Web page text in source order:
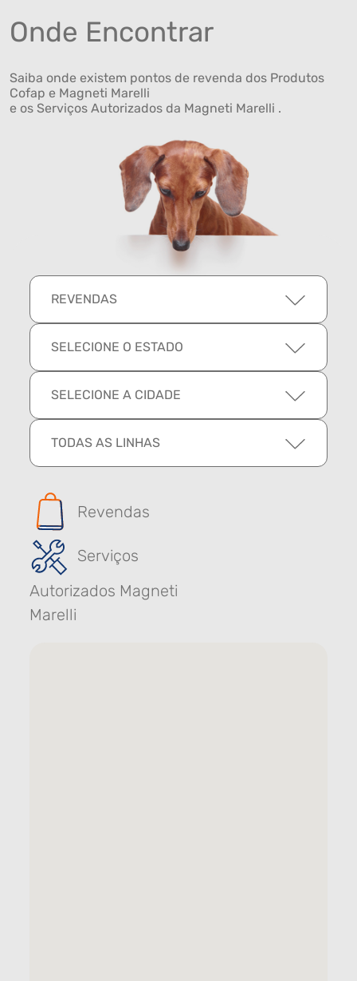
Onde Encontrar
Saiba onde existem pontos de revenda dos Produtos
Cofap e Magneti Marelli
e os Serviços Autorizados da Magneti Marelli .
REVENDAS
SELECIONE O ESTADO
SELECIONE A CIDADE
TODAS AS LINHAS
Revendas
Serviços
Autorizados Magneti
Marelli